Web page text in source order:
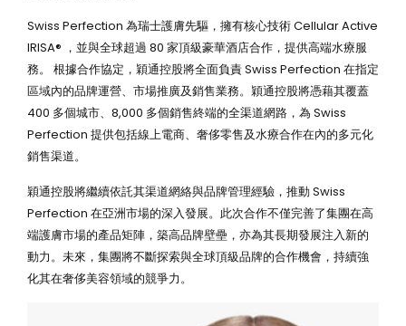
Swiss Perfection 為瑞士護膚先驅，擁有核心技術 Cellular Active
IRISA® ，並與全球超過 80 家頂級豪華酒店合作，提供高端水療服
務。 根據合作協定，穎通控股將全面負責 Swiss Perfection 在指定
區域內的品牌運營、市場推廣及銷售業務。穎通控股將憑藉其覆蓋
400 多個城市、8,000 多個銷售終端的全渠道網路，為 Swiss
Perfection 提供包括線上電商、奢侈零售及水療合作在內的多元化
銷售渠道。
穎通控股將繼續依託其渠道網絡與品牌管理經驗，推動 Swiss
Perfection 在亞洲市場的深入發展。此次合作不僅完善了集團在高
端護膚市場的產品矩陣，築高品牌壁壘，亦為其長期發展注入新的
動力。未來，集團將不斷探索與全球頂級品牌的合作機會，持續強
化其在奢侈美容領域的競爭力。